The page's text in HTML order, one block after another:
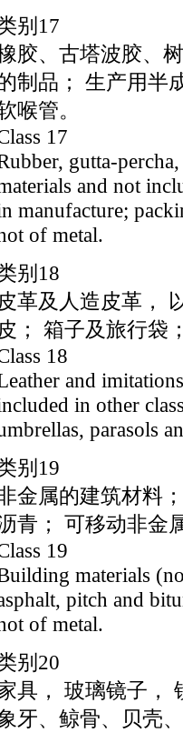
别17
胶、古塔波胶、
制品； 生产用半
喉管。
17
gutta-
and not
manufacture;
of metal.
别18
皮革及人造皮革，
皮； 箱子及旅行袋
18
and
in other
parasols
别19
金属的建筑材料
青； 可移动非金
19
materials
pitch and
of metal.
别20
具， 玻璃镜子，
牙、鲸骨、贝壳